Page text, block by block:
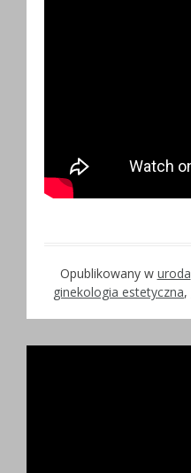
Opublikowany w uroda
ginekologia estetyczna,